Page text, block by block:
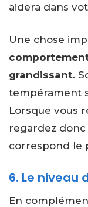
aidera dans
Une chose
grandissant.
tempérament
Lorsque vous
regardez
correspond le
6. Le niveau
En